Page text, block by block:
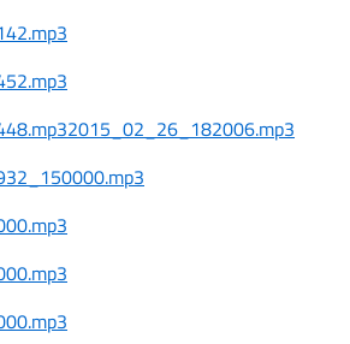
2015_02_26_182006.mp3